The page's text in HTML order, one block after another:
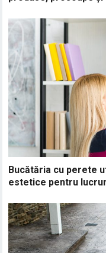
Bucătăria cu perete
estetice pentru